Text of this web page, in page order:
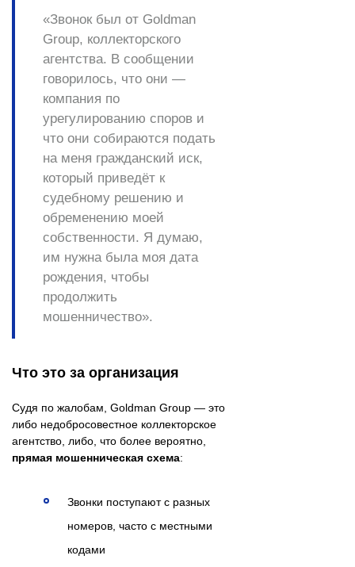
«Звонок был от Goldman
Group, коллекторского
агентства. В сообщении
говорилось, что они —
компания по
урегулированию споров и
что они собираются подать
на меня гражданский иск,
который приведёт к
судебному решению и
обременению моей
собственности. Я думаю,
им нужна была моя дата
рождения, чтобы
продолжить
мошенничество».
Что это за организация
Судя по жалобам, Goldman Group — это
либо недобросовестное коллекторское
агентство, либо, что более вероятно,
прямая мошенническая схема:
Звонки поступают с разных
номеров, часто с местными
кодами